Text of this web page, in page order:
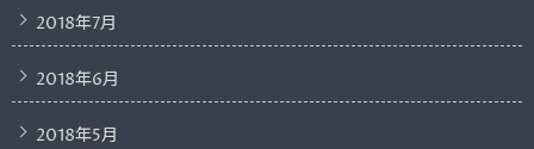
2018年7月
2018年6月
2018年5月